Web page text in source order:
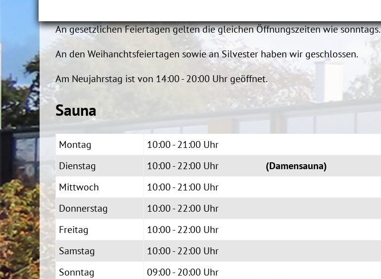
An gesetzlichen Feiertagen gelten die gleichen Öffnungszeiten wie sonntags.
An den Weihanchtsfeiertagen sowie an Silvester haben wir geschlossen.
Am Neujahrstag ist von 14:00 - 20:00 Uhr geöffnet.
Sauna
Montag
10:00 - 21:00 Uhr
Dienstag
10:00 - 22:00 Uhr (Damensauna)
Mittwoch
10:00 - 21:00 Uhr
Donnerstag
10:00 - 22:00 Uhr
Freitag
10:00 - 22:00 Uhr
Samstag
10:00 - 22:00 Uhr
Sonntag
09:00 - 20:00 Uhr